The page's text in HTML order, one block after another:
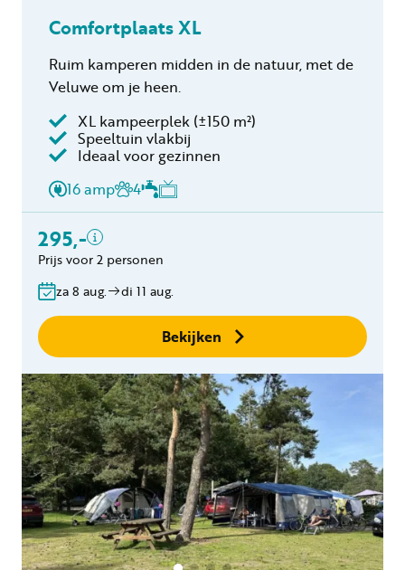
Comfortplaats XL
Ruim kamperen midden in de natuur, met de
Veluwe om je heen.
XL kampeerplek (±150 m²)
Speeltuin vlakbij
Ideaal voor gezinnen
16 amp
4
295,-
Inclusief
Prijs voor 2 personen
za 8 aug. di 11 aug.
Bekijken